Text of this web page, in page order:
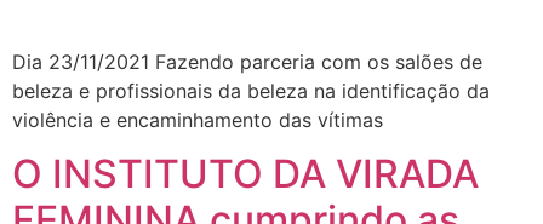
Dia 23/11/2021 Fazendo parceria com os salões de
beleza e profissionais da beleza na identificação da
violência e encaminhamento das vítimas
O INSTITUTO DA VIRADA